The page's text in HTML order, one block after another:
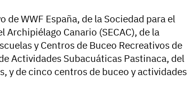
de WWF España, de la Sociedad para el
Archipiélago Canario (SECAC), de la
y Centros de Buceo Recreativos de
Actividades Subacuáticas Pastinaca, del
y de cinco centros de buceo y actividades